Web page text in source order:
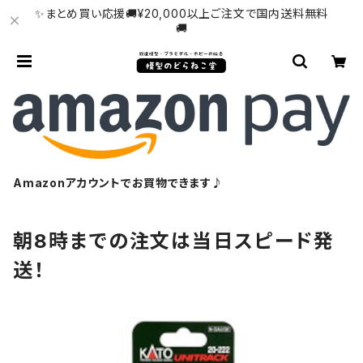
✨まとめ買い応援🚚¥20,000以上ご注文で国内送料無料
🚚
Amazonアカウントでお買物できます♪
朝8時までの注文は当日スピード発
送！